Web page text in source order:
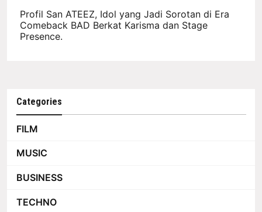
Profil San ATEEZ, Idol yang Jadi Sorotan di Era
Comeback BAD Berkat Karisma dan Stage
Presence.
Categories
FILM
MUSIC
BUSINESS
TECHNO